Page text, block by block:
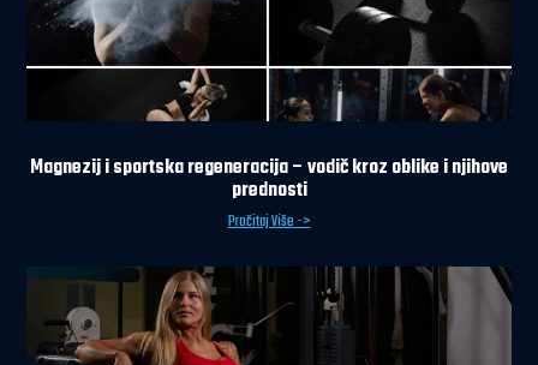
Magnezij i sportska regeneracija – vodič kroz oblike i njihove
prednosti
Pročitaj Više ->